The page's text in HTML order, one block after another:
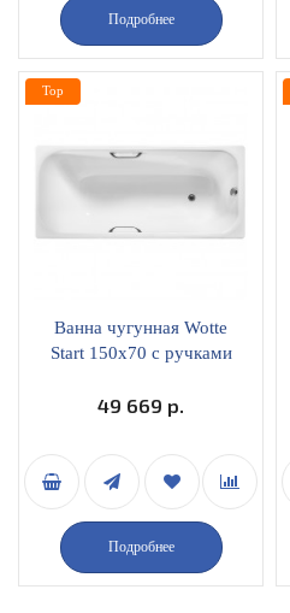
Подробнее
Ванна чугунная Wotte
Start 150x70 с ручками
49 669 р.
Подробнее
Top